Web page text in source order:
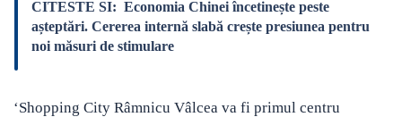
CITESTE SI: Economia Chinei încetinește peste
așteptări. Cererea internă slabă crește presiunea pentru
noi măsuri de stimulare
‘Shopping City Râmnicu Vâlcea va fi primul centru